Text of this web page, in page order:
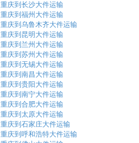
重庆到长沙大件运输
重庆到福州大件运输
重庆到乌鲁木齐大件运输
重庆到昆明大件运输
重庆到兰州大件运输
重庆到苏州大件运输
重庆到无锡大件运输
重庆到南昌大件运输
重庆到贵阳大件运输
重庆到南宁大件运输
重庆到合肥大件运输
重庆到太原大件运输
重庆到石家庄大件运输
重庆到呼和浩特大件运输